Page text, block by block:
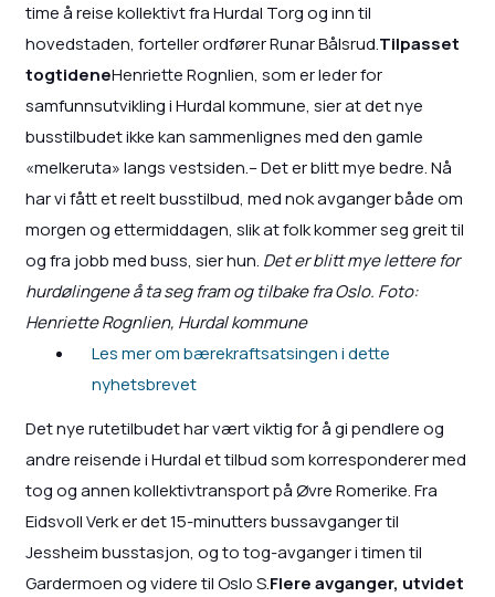
time å reise kollektivt fra Hurdal Torg og inn til
hovedstaden, forteller ordfører Runar Bålsrud.Tilpasset
togtideneHenriette Rognlien, som er leder for
samfunnsutvikling i Hurdal kommune, sier at det nye
busstilbudet ikke kan sammenlignes med den gamle
«melkeruta» langs vestsiden.– Det er blitt mye bedre. Nå
har vi fått et reelt busstilbud, med nok avganger både om
morgen og ettermiddagen, slik at folk kommer seg greit til
og fra jobb med buss, sier hun. Det er blitt mye lettere for
hurdølingene å ta seg fram og tilbake fra Oslo. Foto:
Henriette Rognlien, Hurdal kommune
Les mer om bærekraftsatsingen i dette
nyhetsbrevet
Det nye rutetilbudet har vært viktig for å gi pendlere og
andre reisende i Hurdal et tilbud som korresponderer med
tog og annen kollektivtransport på Øvre Romerike. Fra
Eidsvoll Verk er det 15-minutters bussavganger til
Jessheim busstasjon, og to tog-avganger i timen til
Gardermoen og videre til Oslo S.Flere avganger, utvidet